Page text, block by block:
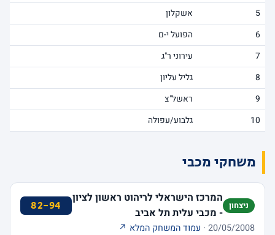
5
אשקלון
6
הפועל י-ם
7
עירוני ר"ג
8
גליל עליון
9
ראשל"צ
10
גלבוע/עפולה
משחקי מכבי
ניצחון
המרכז הישראלי לריהוט ראשון לציון
- מכבי עלית תל אביב
82-94
20/05/2008 · עמוד המשחק המלא ↗